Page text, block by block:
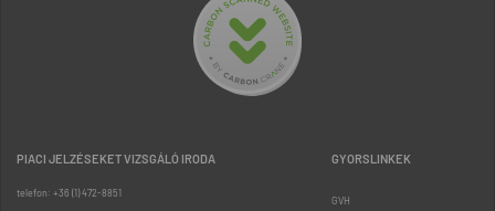
PIACI JELZÉSEKET VIZSGÁLÓ IRODA
telefon: +36 (1) 472-8851
GYORSLINKEK
GVH